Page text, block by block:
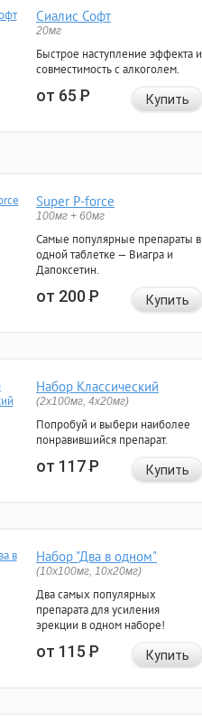
Сиалис Софт
20мг
Быстрое наступление эффекта и
совместимость с алкоголем.
от 65Р Купить
Super P-force
100мг + 60мг
Самые популярные препараты в
одной таблетке — Виагра и
Дапоксетин.
от 200Р Купить
Набор Классический
(2x100мг, 4x20мг)
Попробуй и выбери наиболее
понравившийся препарат.
от 117Р Купить
Набор "Два в одном"
(10x100мг, 10x20мг)
Два самых популярных
препарата для усиления
эрекции в одном наборе!
от 115Р Купить